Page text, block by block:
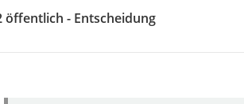
öffentlich - Entscheidung